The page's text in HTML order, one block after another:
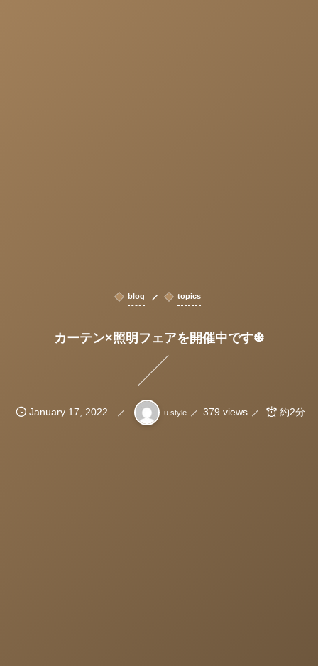
blog topics
カーテン×照明フェアを開催中です❆
January 17, 2022 u.style 379 views 約2分